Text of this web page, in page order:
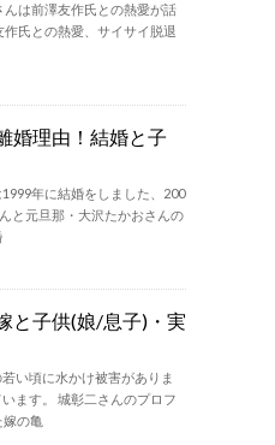
んは前澤友作氏との熱愛が話
氏との熱愛、サイサイ脱退
婚理由！結婚と子
年に結婚をしました、200
と元旦那・大沢たかおさんの
と子供(娘/息子)・実
い頃に水かけ被害がありま
ます。 城彰二さんのプロフ
の亀